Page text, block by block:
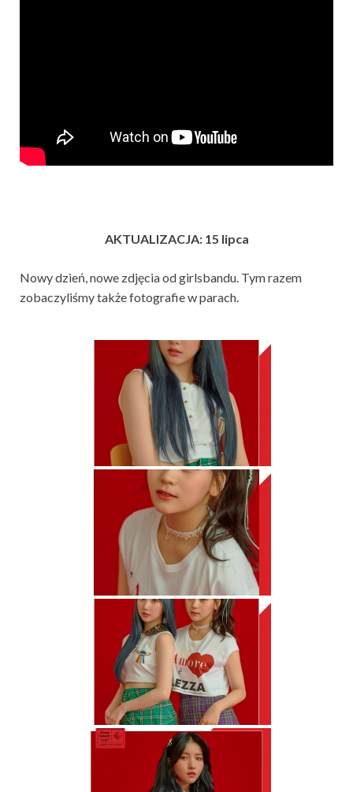
AKTUALIZACJA: 15 lipca
Nowy dzień, nowe zdjęcia od girlsbandu. Tym razem
zobaczyliśmy także fotografie w parach.